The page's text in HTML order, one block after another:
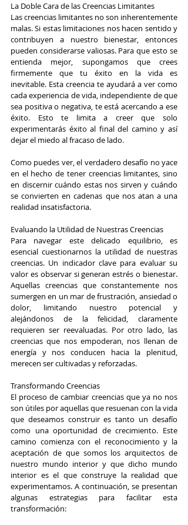
La Doble Cara de las Creencias Limitantes
Las creencias limitantes no son inherentemente
malas. Si estas limitaciones nos hacen sentido y
contribuyen a nuestro bienestar, entonces
pueden considerarse valiosas. Para que esto se
entienda mejor, supongamos que crees
firmemente que tu éxito en la vida es
inevitable. Esta creencia te ayudará a ver como
cada experiencia de vida, independiente de que
sea positiva o negativa, te está acercando a ese
éxito. Esto te limita a creer que solo
experimentarás éxito al final del camino y así
dejar el miedo al fracaso de lado.
Como puedes ver, el verdadero desafío no yace
en el hecho de tener creencias limitantes, sino
en discernir cuándo estas nos sirven y cuándo
se convierten en cadenas que nos atan a una
realidad insatisfactoria.
Evaluando la Utilidad de Nuestras Creencias
Para navegar este delicado equilibrio, es
esencial cuestionarnos la utilidad de nuestras
creencias. Un indicador clave para evaluar su
valor es observar si generan estrés o bienestar.
Aquellas creencias que constantemente nos
sumergen en un mar de frustración, ansiedad o
dolor, limitando nuestro potencial y
alejándonos de la felicidad, claramente
requieren ser reevaluadas. Por otro lado, las
creencias que nos empoderan, nos llenan de
energía y nos conducen hacia la plenitud,
merecen ser cultivadas y reforzadas.
Transformando Creencias
El proceso de cambiar creencias que ya no nos
son útiles por aquellas que resuenan con la vida
que deseamos construir es tanto un desafío
como una oportunidad de crecimiento. Este
camino comienza con el reconocimiento y la
aceptación de que somos los arquitectos de
nuestro mundo interior y que dicho mundo
interior es el que construye la realidad que
experimentamos. A continuación, se presentan
algunas estrategias para facilitar esta
transformación: